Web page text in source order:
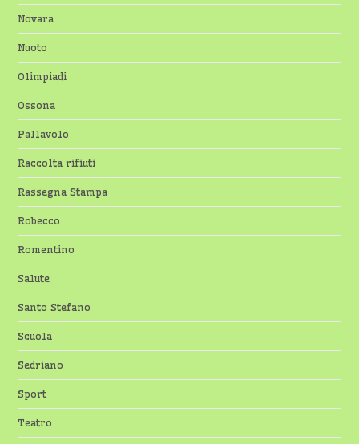
Novara
Nuoto
Olimpiadi
Ossona
Pallavolo
Raccolta rifiuti
Rassegna Stampa
Robecco
Romentino
Salute
Santo Stefano
Scuola
Sedriano
Sport
Teatro